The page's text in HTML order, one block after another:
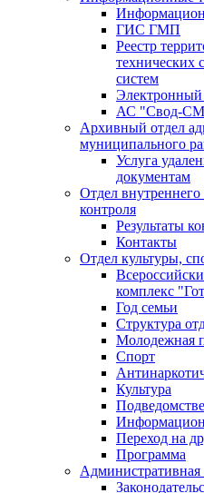
ГИС ГМП
Реестр
технических
систем
АС "Свод-
Архивный отдел
муниципального
Услуга
документам
Отдел
контроля
Результаты
Контакты
Отдел культуры,
комплекс
Год семьи
Структура
Молодежная
Спорт
Культура
Переход на
Программа
Административная